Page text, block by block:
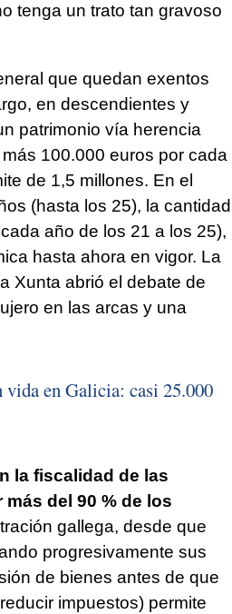
tenga un trato tan gravoso
que quedan exentos
en descendientes y
patrimonio vía herencia
100.000 euros por cada
de 1,5 millones. En el
(hasta los 25), la cantidad
año de los 21 a los 25),
hasta ahora en vigor. La
Xunta abrió el debate de
en las arcas y una
vida en Galicia: casi 25.000
la fiscalidad de las
del 90 % de los
gallega, desde que
progresivamente sus
de bienes antes de que
impuestos) permite